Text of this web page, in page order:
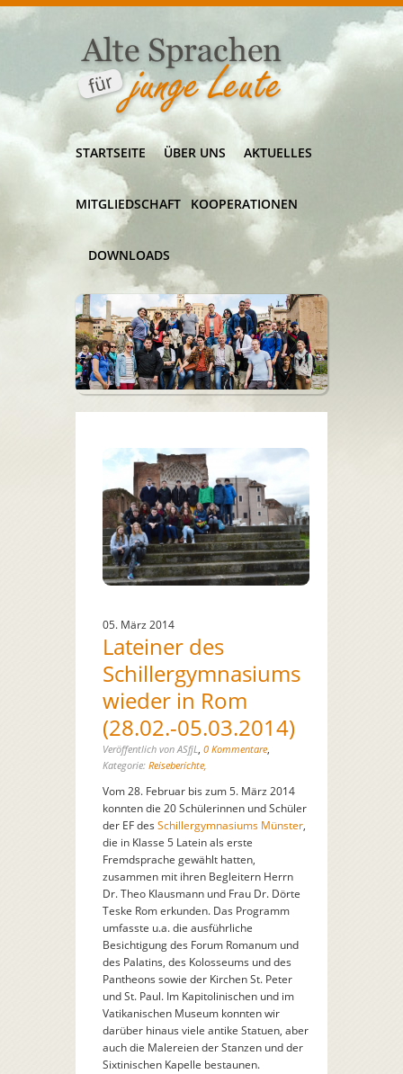
STARTSEITE ÜBER UNS AKTUELLES
MITGLIEDSCHAFT KOOPERATIONEN
DOWNLOADS
05. März 2014
Lateiner des
Schillergymnasiums
wieder in Rom
(28.02.-05.03.2014)
Veröffentlich von ASfjL, 0 Kommentare,
Kategorie: Reiseberichte,
Vom 28. Februar bis zum 5. März 2014
konnten die 20 Schülerinnen und Schüler
der EF des Schillergymnasiums Münster,
die in Klasse 5 Latein als erste
Fremdsprache gewählt hatten,
zusammen mit ihren Begleitern Herrn
Dr. Theo Klausmann und Frau Dr. Dörte
Teske Rom erkunden. Das Programm
umfasste u.a. die ausführliche
Besichtigung des Forum Romanum und
des Palatins, des Kolosseums und des
Pantheons sowie der Kirchen St. Peter
und St. Paul. Im Kapitolinischen und im
Vatikanischen Museum konnten wir
darüber hinaus viele antike Statuen, aber
auch die Malereien der Stanzen und der
Sixtinischen Kapelle bestaunen.